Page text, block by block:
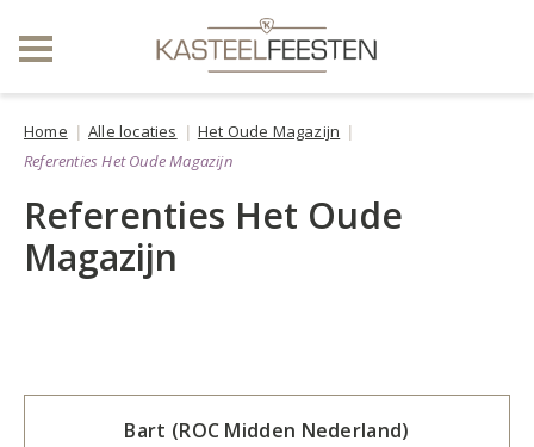
Home Alle locaties
Het Oude Magazijn
Referenties Het Oude Magazijn
Referenties Het Oude
Magazijn
Bart (ROC Midden Nederland)